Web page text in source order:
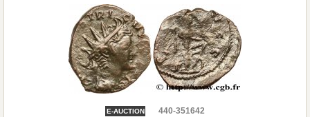
E-AUCTION
440-351642